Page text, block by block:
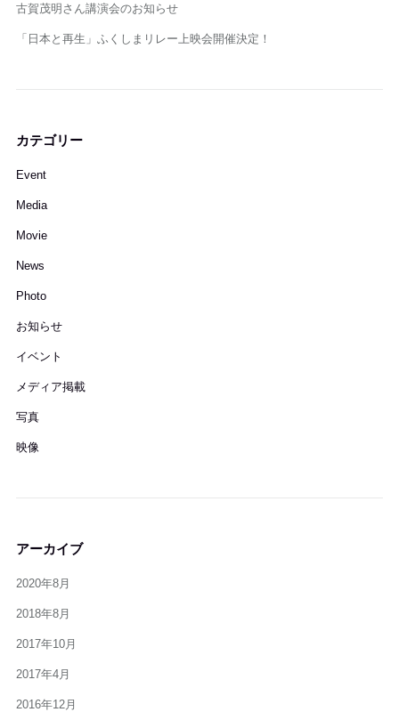
古賀茂明さん講演会のお知らせ
「日本と再生」ふくしまリレー上映会開催決定！
カテゴリー
Event
Media
Movie
News
Photo
お知らせ
イベント
メディア掲載
写真
映像
アーカイブ
2020年8月
2018年8月
2017年10月
2017年4月
2016年12月